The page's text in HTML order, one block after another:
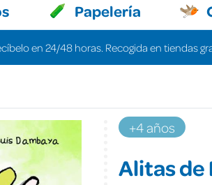
Papelería
en 24/48 horas. Recogida en tiendas
+4 años
Alitas de